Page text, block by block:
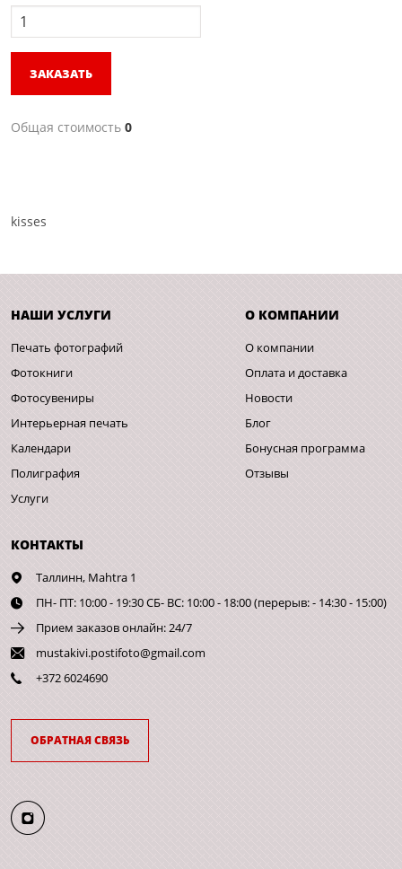
ЗАКАЗАТЬ
Общая стоимость 0
kisses
НАШИ УСЛУГИ
Печать фотографий
Фотокниги
Фотосувениры
Интерьерная печать
Календари
Полиграфия
Услуги
О КОМПАНИИ
О компании
Оплата и доставка
Новости
Блог
Бонусная программа
Отзывы
КОНТАКТЫ
Таллинн, Mahtra 1
ПН- ПТ: 10:00 - 19:30 СБ- ВС: 10:00 - 18:00 (перерыв: - 14:30 - 15:00)
Прием заказов онлайн: 24/7
mustakivi.postifoto@gmail.com
+372 6024690
ОБРАТНАЯ СВЯЗЬ